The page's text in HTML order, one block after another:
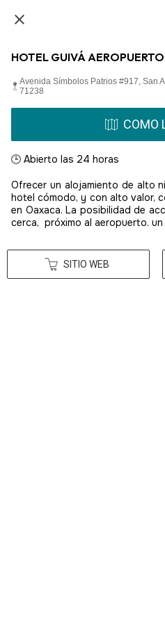
HOTEL GUIVÁ AEROPUERTO
Avenida Símbolos Patrios #917, San
71238
COMO
🕒 Abierto las 24 horas
Ofrecer un alojamiento de alto
hotel cómodo, y con alto valor,
en Oaxaca. La posibilidad de
cerca, próximo al aeropuerto.
SITIO WEB